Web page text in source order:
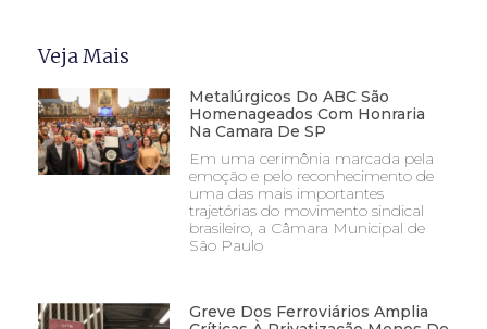
Veja Mais
Metalúrgicos Do ABC São
Homenageados Com Honraria
Na Camara De SP
Em uma cerimônia marcada pela
emoção e pelo reconhecimento de
uma das mais importantes
trajetórias do movimento sindical
brasileiro, a Câmara Municipal de
São Paulo
Greve Dos Ferroviários Amplia